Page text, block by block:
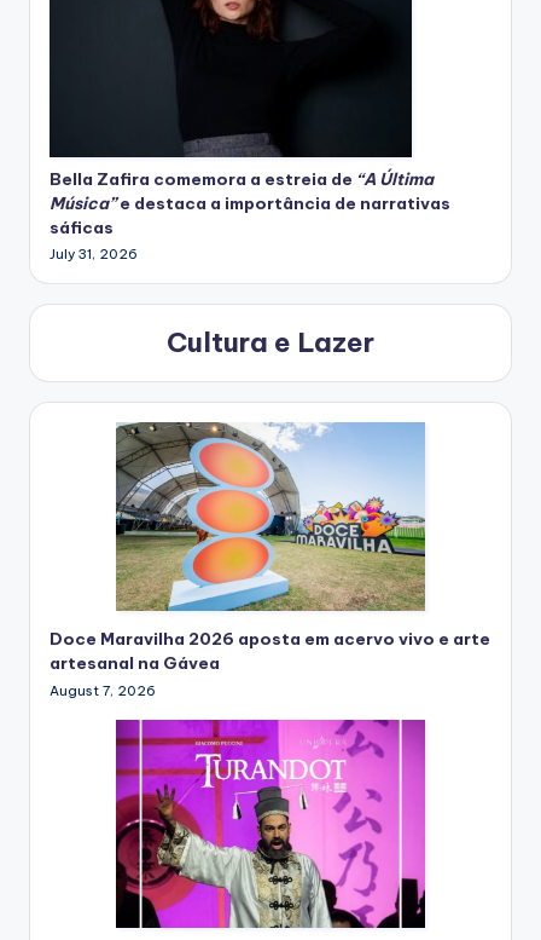
Bella Zafira comemora a estreia de “A Última
Música”e destaca a importância de narrativas
sáficas
July 31, 2026
Cultura e Lazer
Doce Maravilha 2026 aposta em acervo vivo e arte
artesanal na Gávea
August 7, 2026